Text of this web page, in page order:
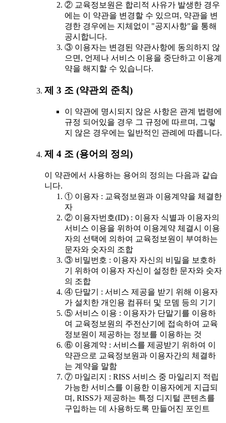
② 교육정보원은 합리적 사유가 발생한 경우
에는 이 약관을 변경할 수 있으며, 약관을 변
경한 경우에는 지체없이 "공지사항"을 통해
공시합니다.
③ 이용자는 변경된 약관사항에 동의하지 않
으면, 언제나 서비스 이용을 중단하고 이용계
약을 해지할 수 있습니다.
제 3 조 (약관외 준칙)
이 약관에 명시되지 않은 사항은 관계 법령에
규정 되어있을 경우 그 규정에 따르며, 그렇
지 않은 경우에는 일반적인 관례에 따릅니다.
제 4 조 (용어의 정의)
이 약관에서 사용하는 용어의 정의는 다음과 같습
니다.
① 이용자 : 교육정보원과 이용계약을 체결한
자
② 이용자번호(ID) : 이용자 식별과 이용자의
서비스 이용을 위하여 이용계약 체결시 이용
자의 선택에 의하여 교육정보원이 부여하는
문자와 숫자의 조합
③ 비밀번호 : 이용자 자신의 비밀을 보호하
기 위하여 이용자 자신이 설정한 문자와 숫자
의 조합
④ 단말기 : 서비스 제공을 받기 위해 이용자
가 설치한 개인용 컴퓨터 및 모뎀 등의 기기
⑤ 서비스 이용 : 이용자가 단말기를 이용하
여 교육정보원의 주전산기에 접속하여 교육
정보원이 제공하는 정보를 이용하는 것
⑥ 이용계약 : 서비스를 제공받기 위하여 이
약관으로 교육정보원과 이용자간의 체결하
는 계약을 말함
⑦ 마일리지 : RISS 서비스 중 마일리지 적립
가능한 서비스를 이용한 이용자에게 지급되
며, RISS가 제공하는 특정 디지털 콘텐츠를
구입하는 데 사용하도록 만들어진 포인트